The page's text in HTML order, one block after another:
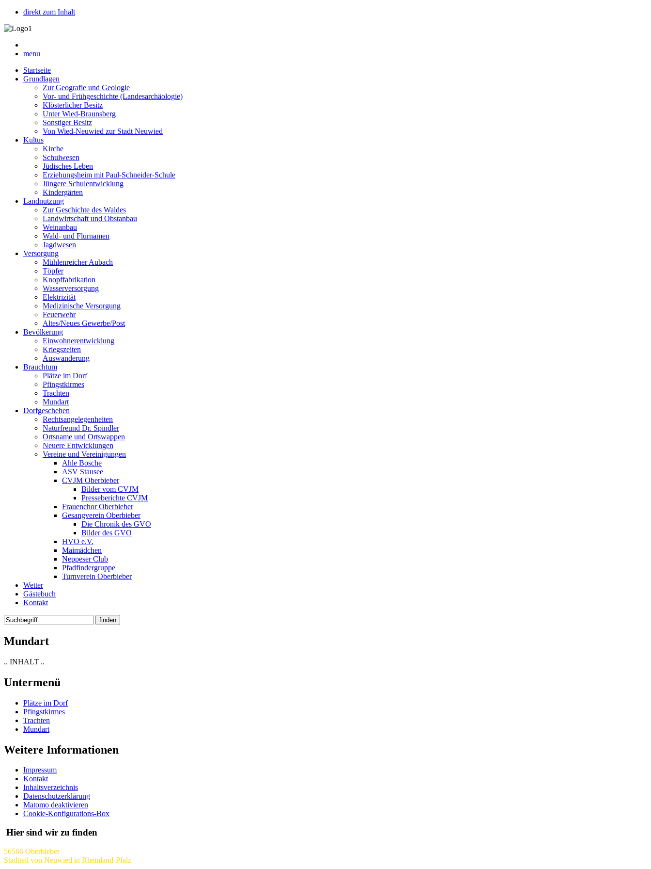
direkt zum Inhalt
menu
Startseite
Grundlagen
Zur Geografie und Geologie
Vor- und Frühgeschichte (Landesarchäologie)
Klösterlicher Besitz
Unter Wied-Braunsberg
Sonstiger Besitz
Von Wied-Neuwied zur Stadt Neuwied
Kultus
Kirche
Schulwesen
Jüdisches Leben
Erziehungsheim mit Paul-Schneider-Schule
Jüngere Schulentwicklung
Kindergärten
Landnutzung
Zur Geschichte des Waldes
Landwirtschaft und Obstanbau
Weinanbau
Wald- und Flurnamen
Jagdwesen
Versorgung
Mühlenreicher Aubach
Töpfer
Knopffabrikation
Wasserversorgung
Elektrizität
Medizinische Versorgung
Feuerwehr
Altes/Neues Gewerbe/Post
Bevölkerung
Einwohnerentwicklung
Kriegszeiten
Auswanderung
Brauchtum
Plätze im Dorf
Pfingstkirmes
Trachten
Mundart
Dorfgeschehen
Rechtsangelegenheiten
Naturfreund Dr. Spindler
Ortsname und Ortswappen
Neuere Entwicklungen
Vereine und Vereinigungen
Ahle Bosche
ASV Stausee
CVJM Oberbieber
Bilder vom CVJM
Presseberichte CVJM
Frauenchor Oberbieber
Gesangverein Oberbieber
Die Chronik des GVO
Bilder des GVO
HVO e.V.
Maimädchen
Neppeser Club
Pfadfindergruppe
Turnverein Oberbieber
Wetter
Gästebuch
Kontakt
Mundart
.. INHALT ..
Untermenü
Plätze im Dorf
Pfingstkirmes
Trachten
Mundart
Weitere Informationen
Impressum
Kontakt
Inhaltsverzeichnis
Datenschutzerklärung
Matomo deaktivieren
Cookie-Konfigurations-Box
Hier sind wir zu finden
56566 Oberbieber
Stadtteil von Neuwied in Rheinland-Pfalz